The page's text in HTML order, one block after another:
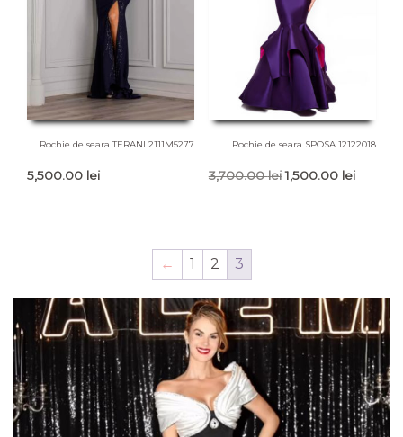
Rochie de seara TERANI 2111M5277
5,500.00 lei
Rochie de seara SPOSA 12122018
3,700.00lei Prețul
1,500.00 leiPrețul
← 1 2 3